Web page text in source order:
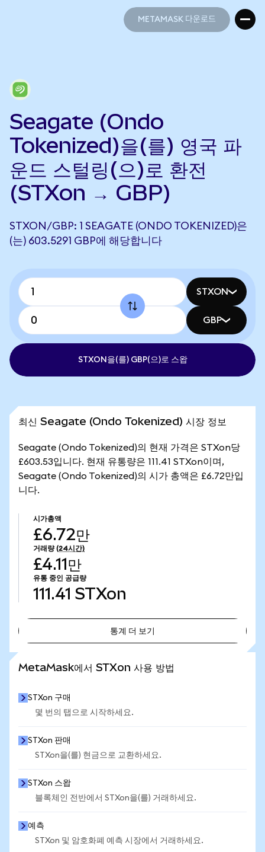
METAMASK 다운로드
Seagate (Ondo
Tokenized)을(를) 영국 파
운드 스털링(으)로 환전
(STXon → GBP)
STXON/GBP: 1 SEAGATE (ONDO TOKENIZED)은
(는) 603.5291 GBP에 해당합니다
STXON
GBP
STXON을(를) GBP(으)로 스왑
최신 Seagate (Ondo Tokenized) 시장 정보
Seagate (Ondo Tokenized)의 현재 가격은 STXon당
£603.53입니다. 현재 유통량은 111.41 STXon이며,
Seagate (Ondo Tokenized)의 시가 총액은 £6.72만입
니다.
시가총액
£6.72만
거래량 (24시간)
£4.11만
유통 중인 공급량
111.41 STXon
통계 더 보기
MetaMask에서 STXon 사용 방법
STXon 구매
몇 번의 탭으로 시작하세요.
STXon 판매
STXon을(를) 현금으로 교환하세요.
STXon 스왑
블록체인 전반에서 STXon을(를) 거래하세요.
예측
STXon 및 암호화폐 예측 시장에서 거래하세요.